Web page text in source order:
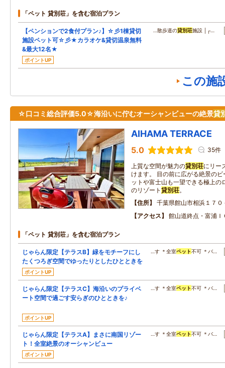
「ペット 貸別荘」を含む宿泊プラン
【ペンションで2食付プラン♪】☆彡1棟貸切
施設ペット可☆彡★カラオケ&貸切温泉無料
&最大12名★
ポイントUP
…散歩道の貸別荘施設 │┌…
この施
☆口コミ総合評価5.0☆海沿いに佇むオーシャンビューの絶景貸
AIHAMA TERRACE
5.0 35件
上質な空間が魅力の貸別荘にリー
けます。 目の前に広がる絶景の
ットや富士山も一望できる極上の
のリゾート 貸別荘。
住所
千葉県館山市相浜１７０
アクセス
館山道終点・富浦
「ペット 貸別荘」を含む宿泊プラン
じゃらん限定【テラスB】緑をモチーフにし
たくつろぎ空間でゆったりとしたひとときを
ポイントUP
…す ＊全室ペット不可 ＊バ…
じゃらん限定【テラスC】海沿いのプライベ
ート空間で過ごす安らぎのひとときを♪
ポイントUP
…す ＊全室ペット不可 ＊バ…
じゃらん限定【テラスA】まさに南国リゾー
ト！全室絶景のオーシャンビュー
ポイントUP
…す ＊全室ペット不可 ＊バ…